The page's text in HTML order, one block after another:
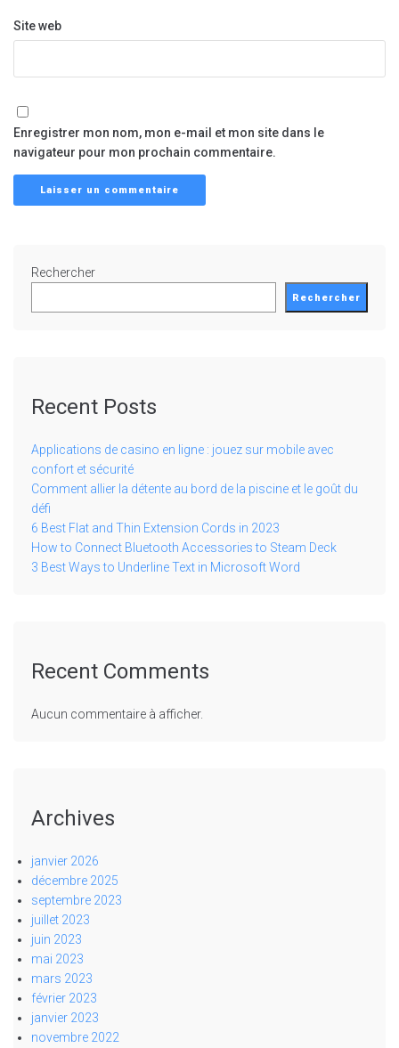
Site web
Enregistrer mon nom, mon e-mail et mon site dans le
navigateur pour mon prochain commentaire.
Rechercher
Rechercher
Recent Posts
Applications de casino en ligne : jouez sur mobile avec
confort et sécurité
Comment allier la détente au bord de la piscine et le goût du
défi
6 Best Flat and Thin Extension Cords in 2023
How to Connect Bluetooth Accessories to Steam Deck
3 Best Ways to Underline Text in Microsoft Word
Recent Comments
Aucun commentaire à afficher.
Archives
janvier 2026
décembre 2025
septembre 2023
juillet 2023
juin 2023
mai 2023
mars 2023
février 2023
janvier 2023
novembre 2022